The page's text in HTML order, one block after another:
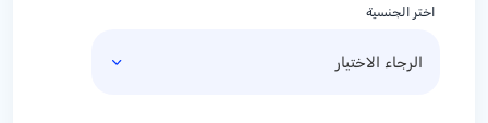
اختر الجنسية